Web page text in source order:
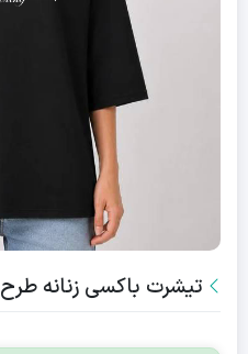
تیشرت باکسی زنانه طرح hustle عمده